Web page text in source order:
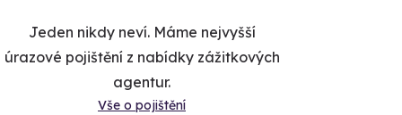
Jeden nikdy neví. Máme nejvyšší
úrazové pojištění z nabídky zážitkových
agentur.
Vše o pojištění